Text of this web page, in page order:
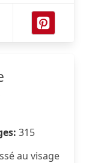
315
au visage